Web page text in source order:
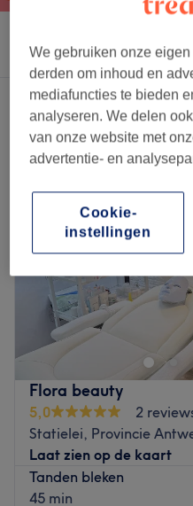
Sorteer op Elke prijs
2 salons met:
tanden bleken in de buurt van
Flora beauty
5,0
2
Statielei, Provincie
Laat zien op de kaart
Tanden bleken
45 min
We gebruiken onze
derden om inhoud en
mediafuncties te bieden
analyseren. We delen
van onze website met
advertentie- en
Cookie-
instellingen